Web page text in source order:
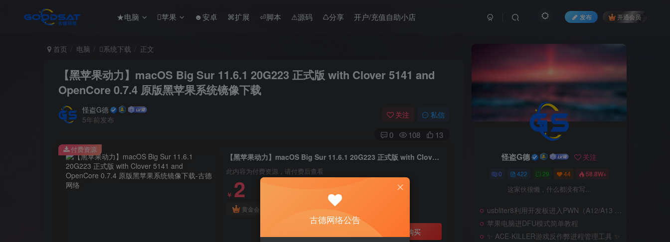
★电脑 苹果 ☻安卓 ⌘扩展 ⏎脚本 ⚠︎源码 ♺分享 开户/充值自助小店 发布 开通会员
首页 电脑 系统下载 正文
【黑苹果动力】macOS Big Sur 11.6.1 20G223 正式版 with Clover 5141 and
OpenCore 0.7.4 原版黑苹果系统镜像下载
怪盗G德
5年前发布
关注 私信
0 108 13
【黑苹果动力】macOS Big Sur 11.6.1 20G223 正式版 with Clover 5141 and OpenCore 0.7.4 原版黑苹果系统镜像下载
此内容为付费资源，请付费后查看
￥ 2
黄金会员 免费
立即购买
付费资源
怪盗G德 关注
0 422 29 44 58.8W+
这家伙很懒，什么都没有写...
usbliter8利用开发板进入PWN（A12/A13 SecureROM 漏洞利用）
苹果电脑进DFU模式简单教程
✨ ACE-KILLER游戏反作弊进程管理工具 ✨
古德网络公告